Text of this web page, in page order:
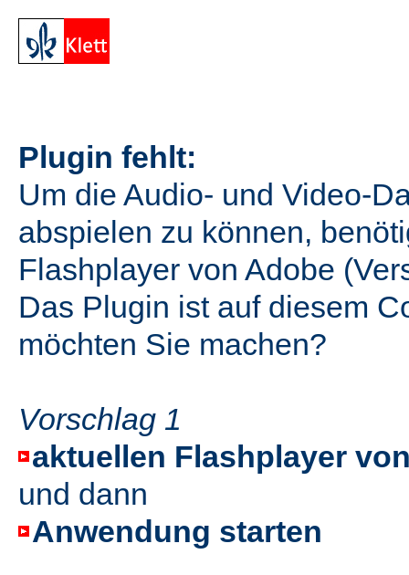
Plugin fehlt:
Um die Audio- und Video-
abspielen zu können,
Flashplayer von Adobe
Das Plugin ist auf diesem
möchten Sie machen?
Vorschlag 1
aktuellen Flashplayer
und dann
Anwendung starten